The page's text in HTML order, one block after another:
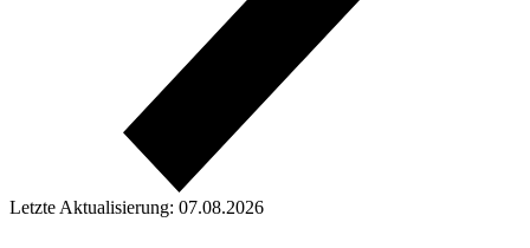
Letzte Aktualisierung: 07.08.2026